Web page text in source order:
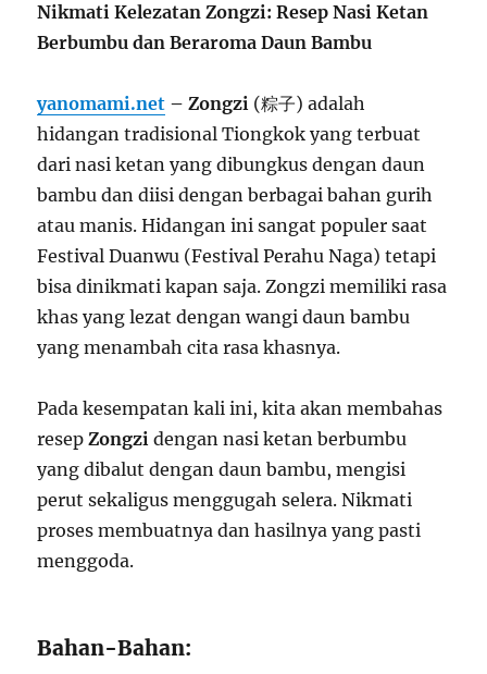
Nikmati Kelezatan Zongzi: Resep Nasi Ketan
Berbumbu dan Beraroma Daun Bambu
yanomami.net – Zongzi (粽子) adalah
hidangan tradisional Tiongkok yang terbuat
dari nasi ketan yang dibungkus dengan daun
bambu dan diisi dengan berbagai bahan gurih
atau manis. Hidangan ini sangat populer saat
Festival Duanwu (Festival Perahu Naga) tetapi
bisa dinikmati kapan saja. Zongzi memiliki rasa
khas yang lezat dengan wangi daun bambu
yang menambah cita rasa khasnya.
Pada kesempatan kali ini, kita akan membahas
resepZongzi dengan nasi ketan berbumbu
yang dibalut dengan daun bambu, mengisi
perut sekaligus menggugah selera. Nikmati
proses membuatnya dan hasilnya yang pasti
menggoda.
Bahan-Bahan: